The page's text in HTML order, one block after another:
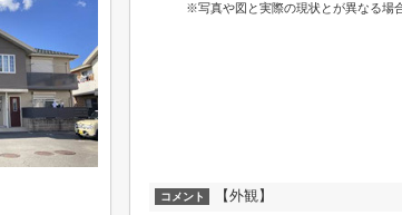
※写真や図と実際の現状とが異なる場
コメント 【外観】